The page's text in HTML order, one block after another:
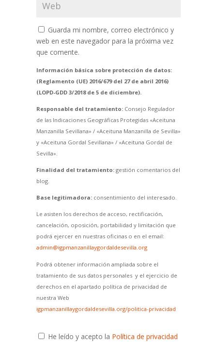
Guarda mi nombre, correo electrónico y
web en este navegador para la próxima vez
que comente.
Información básica sobre protección de datos:
(Reglamento (UE) 2016/679 del 27 de abril 2016)
(LOPD-GDD 3/2018 de 5 de diciembre).
Responsable del tratamiento:Consejo Regulador
de las Indicaciones Geográficas Protegidas «Aceituna
Manzanilla Sevillana» / «Aceituna Manzanilla de Sevilla»
y «Aceituna Gordal Sevillana» / «Aceituna Gordal de
Sevilla».
Finalidad del tratamiento:gestión comentarios del
blog.
Base legitimadora:consentimiento del interesado.
Le asisten los derechos de acceso, rectificación,
cancelación, oposición, portabilidad y limitación que
podrá ejercer en nuestras oficinas o en el email:
admin@igpmanzanillaygordaldesevilla.org
Podrá obtener información ampliada sobre el
tratamiento de sus datos personales y el ejercicio de
derechos en el apartado política de privacidad de
nuestra Web
igpmanzanillaygordaldesevilla.org/politica-privacidad
He leído y acepto la Política de privacidad